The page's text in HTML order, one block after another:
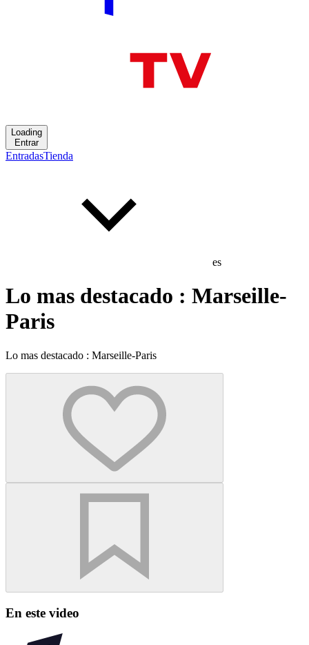
Loading
Entrar
EntradasTienda
es
Lo mas destacado : Marseille-
Paris
Lo mas destacado : Marseille-Paris
En este video